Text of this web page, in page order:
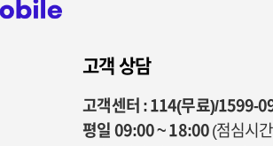
고객 상담
고객센터 : 114(무료)/1599-
평일 09:00 ~ 18:00 (점심시